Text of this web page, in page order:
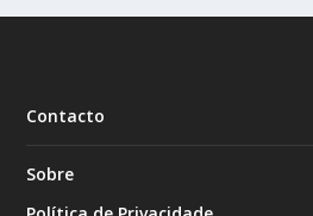
Contacto
Sobre